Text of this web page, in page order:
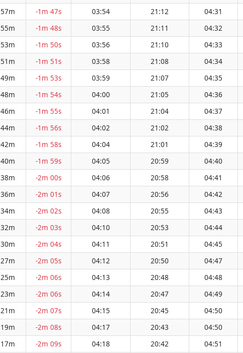
-1m 47s 03:54 21:12 04:31
-1m 48s 03:55 21:11 04:32
-1m 50s 03:56 21:10 04:33
-1m 51s 03:58 21:08 04:34
-1m 53s 03:59 21:07 04:35
-1m 54s 04:00 21:05 04:36
-1m 55s 04:01 21:04 04:37
-1m 56s 04:02 21:02 04:38
-1m 58s 04:04 21:01 04:39
-1m 59s 04:05 20:59 04:40
-2m 00s 04:06 20:58 04:41
-2m 01s 04:07 20:56 04:42
-2m 02s 04:08 20:55 04:43
-2m 03s 04:10 20:53 04:44
-2m 04s 04:11 20:51 04:45
-2m 05s 04:12 20:50 04:47
-2m 06s 04:13 20:48 04:48
-2m 06s 04:14 20:47 04:49
-2m 07s 04:15 20:45 04:50
-2m 08s 04:17 20:43 04:50
-2m 09s 04:18 20:42 04:51